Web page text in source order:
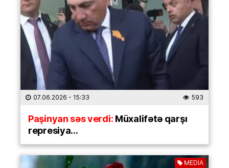
07.06.2026 - 15:33 593
Paşinyan səs verdi:Müxalifətə qarşı
represiya…
MEDİA